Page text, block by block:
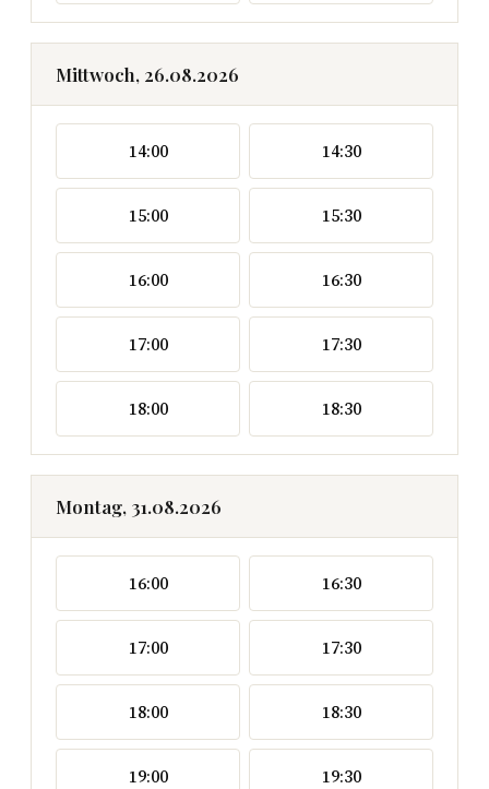
Mittwoch, 26.08.2026
14:00 14:30
15:00 15:30
16:00 16:30
17:00 17:30
18:00 18:30
Montag, 31.08.2026
16:00 16:30
17:00 17:30
18:00 18:30
19:00 19:30